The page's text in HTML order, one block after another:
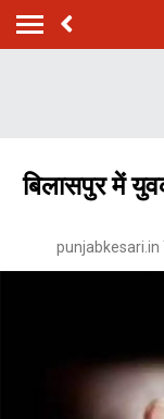
बिलासपुर में
punjabkesari.in